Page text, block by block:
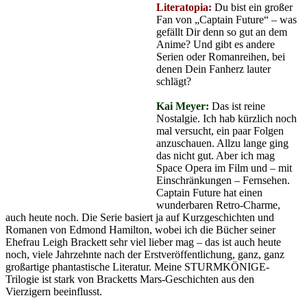
Literatopia: Du bist ein großer
Fan von „Captain Future“ – was
gefällt Dir denn so gut an dem
Anime? Und gibt es andere
Serien oder Romanreihen, bei
denen Dein Fanherz lauter
schlägt?
Kai Meyer: Das ist reine
Nostalgie. Ich hab kürzlich noch
mal versucht, ein paar Folgen
anzuschauen. Allzu lange ging
das nicht gut. Aber ich mag
Space Opera im Film und – mit
Einschränkungen – Fernsehen.
Captain Future hat einen
wunderbaren Retro-Charme,
auch heute noch. Die Serie basiert ja auf Kurzgeschichten und
Romanen von Edmond Hamilton, wobei ich die Bücher seiner
Ehefrau Leigh Brackett sehr viel lieber mag – das ist auch heute
noch, viele Jahrzehnte nach der Erstveröffentlichung, ganz, ganz
großartige phantastische Literatur. Meine STURMKÖNIGE-
Trilogie ist stark von Bracketts Mars-Geschichten aus den
Vierzigern beeinflusst.